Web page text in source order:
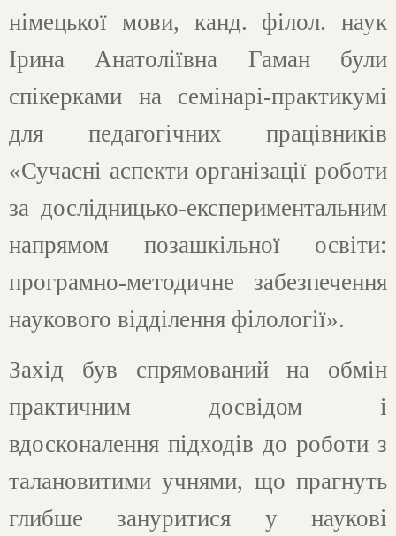
німецької мови, канд. філол. наук
Ірина Анатоліївна Гаман були
спікерками на семінарі-практикумі
для педагогічних працівників
«Сучасні аспекти організації роботи
за дослідницько-експериментальним
напрямом позашкільної освіти:
програмно-методичне забезпечення
наукового відділення філології».
Захід був спрямований на обмін
практичним досвідом і
вдосконалення підходів до роботи з
талановитими учнями, що прагнуть
глибше зануритися у наукові